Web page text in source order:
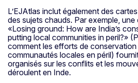
L’EJAtlas inclut également des
des sujets chauds. Par exemple, une
«Losing ground: How are India’s
putting local communities in peril?»
comment les efforts de
communautés locales en péril)
organisés sur les conflits et les
déroulent en Inde.